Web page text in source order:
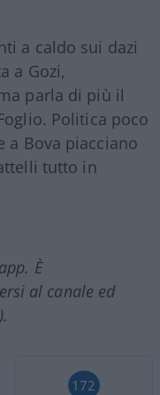
a caldo sui dazi
a Gozi,
parla di più il
Politica poco
a Bova piacciano
tutto in
È
al canale ed
172